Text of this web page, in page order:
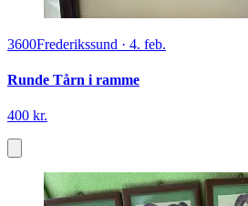
3600Frederikssund · 4. feb.
Runde Tårn i ramme
400 kr.